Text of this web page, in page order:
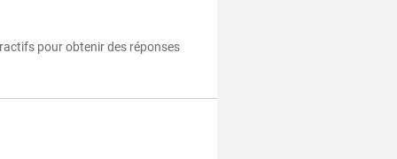
pour obtenir des réponses